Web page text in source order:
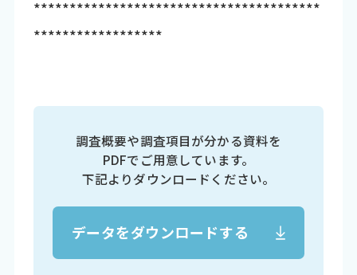
****************************************
******************
調査概要や調査項目が分かる資料を
PDFでご用意しています。
下記よりダウンロードください。
データをダウンロードする